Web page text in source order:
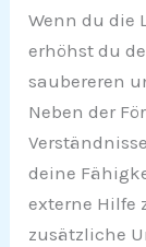
Wenn du die
erhöhst du
saubereren
Neben der
deine
externe Hilfe
zusätzliche